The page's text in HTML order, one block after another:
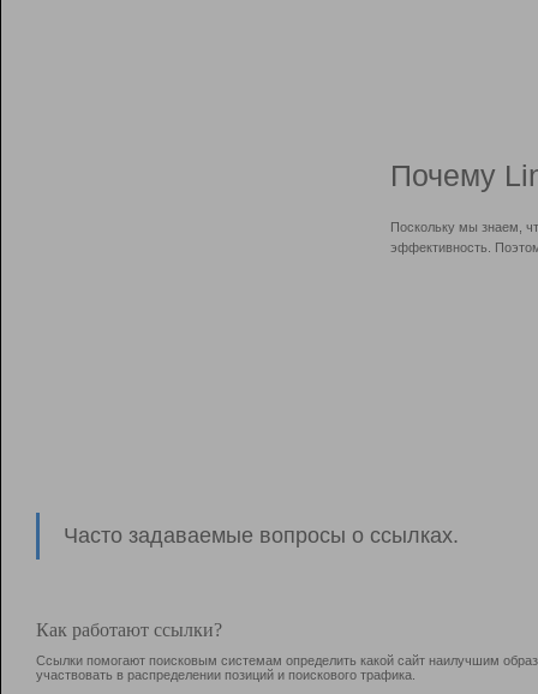
Почему
Поскольку мы знаем,
эффективность.
Часто задаваемые вопросы о ссылках.
Как работают ссылки?
Ссылки помогают поисковым системам определить какой сайт наилучшим
участвовать в раcпределении позиций и поискового трафика.